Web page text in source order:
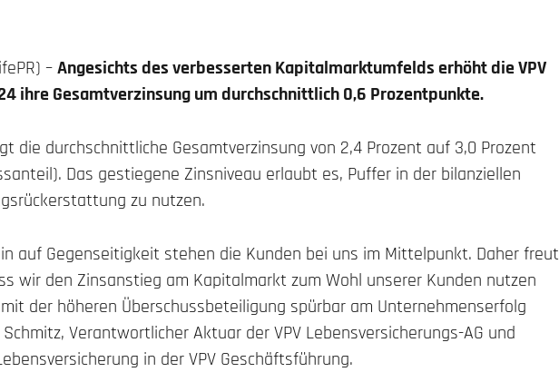
–Angesichts des verbesserten Kapitalmarktumfelds erhöht die VPV
ihre Gesamtverzinsung um durchschnittlich 0,6 Prozentpunkte.
die durchschnittliche Gesamtverzinsung von 2,4 Prozent auf 3,0 Prozent
Das gestiegene Zinsniveau erlaubt es, Puffer in der bilanziellen
zu nutzen.
auf Gegenseitigkeit stehen die Kunden bei uns im Mittelpunkt. Daher freut
wir den Zinsanstieg am Kapitalmarkt zum Wohl unserer Kunden nutzen
der höheren Überschussbeteiligung spürbar am Unternehmenserfolg
Verantwortlicher Aktuar der VPV Lebensversicherungs-AG und
in der VPV Geschäftsführung.